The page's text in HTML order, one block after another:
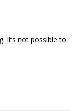
It’s not possible to